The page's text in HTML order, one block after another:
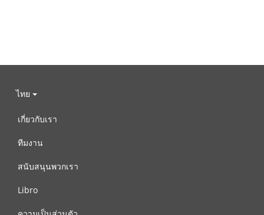
ไทย
เกี่ยวกับเรา
ทีมงาน
สนับสนุนพวกเรา
Libro